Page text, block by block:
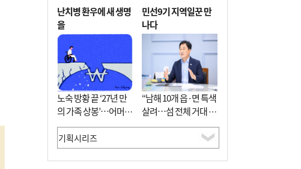
난치병 환우에 새 생명
을
노숙 방황 끝 ‘27년 만
의 가족 상봉’…어머니
와 행복 꿈꿔
민선9기 지역일꾼 만
나다
“남해 10개 읍·면 특색
살려…섬 전체 거대 정
원으로 조성”